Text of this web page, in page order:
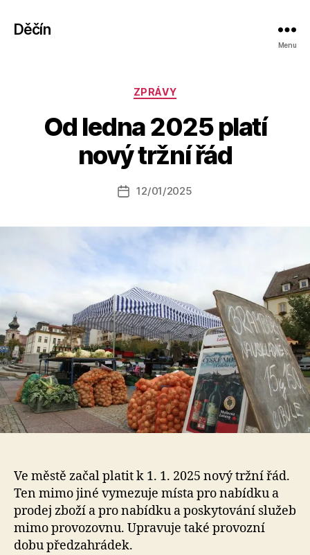
Děčín
Menu
Rubriky
ZPRÁVY
Od ledna 2025 platí
nový tržní řád
Autor
příspěvku
u
a
s
Datum
12/01/2025
Ve městě začal platit k 1. 1. 2025 nový tržní řád.
Ten mimo jiné vymezuje místa pro nabídku a
prodej zboží a pro nabídku a poskytování služeb
mimo provozovnu. Upravuje také provozní
dobu předzahrádek.